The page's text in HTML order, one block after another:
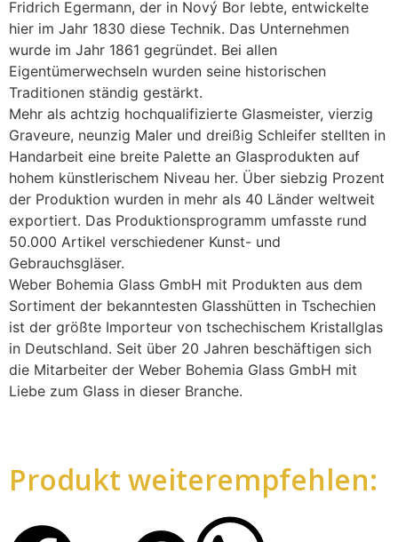
Fridrich Egermann, der in Nový Bor lebte, entwickelte
hier im Jahr 1830 diese Technik. Das Unternehmen
wurde im Jahr 1861 gegründet. Bei allen
Eigentümerwechseln wurden seine historischen
Traditionen ständig gestärkt.
Mehr als achtzig hochqualifizierte Glasmeister, vierzig
Graveure, neunzig Maler und dreißig Schleifer stellten in
Handarbeit eine breite Palette an Glasprodukten auf
hohem künstlerischem Niveau her. Über siebzig Prozent
der Produktion wurden in mehr als 40 Länder weltweit
exportiert. Das Produktionsprogramm umfasste rund
50.000 Artikel verschiedener Kunst- und
Gebrauchsgläser.
Weber Bohemia Glass GmbH mit Produkten aus dem
Sortiment der bekanntesten Glasshütten in Tschechien
ist der größte Importeur von tschechischem Kristallglas
in Deutschland. Seit über 20 Jahren beschäftigen sich
die Mitarbeiter der Weber Bohemia Glass GmbH mit
Liebe zum Glass in dieser Branche.
Produkt weiterempfehlen: